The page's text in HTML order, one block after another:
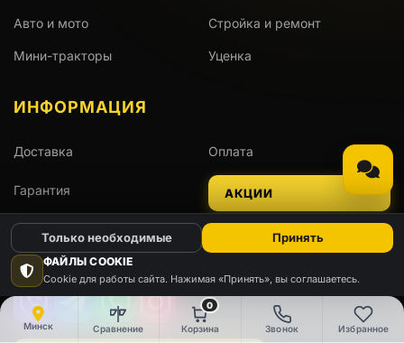
Минск Сравнение
0
Корзина Звонок Избранное
Авто и мото Стройка и ремонт
Мини-тракторы Уценка
ИНФОРМАЦИЯ
Доставка Оплата
Гарантия АКЦИИ
ОСТАВАЙТЕСЬ НА СВЯЗИ
Viber TelegramWhatsAppInstagram
ФАЙЛЫ COOKIE
Cookie для работы сайта. Нажимая «Принять», вы соглашаетесь.
Только необходимые Принять